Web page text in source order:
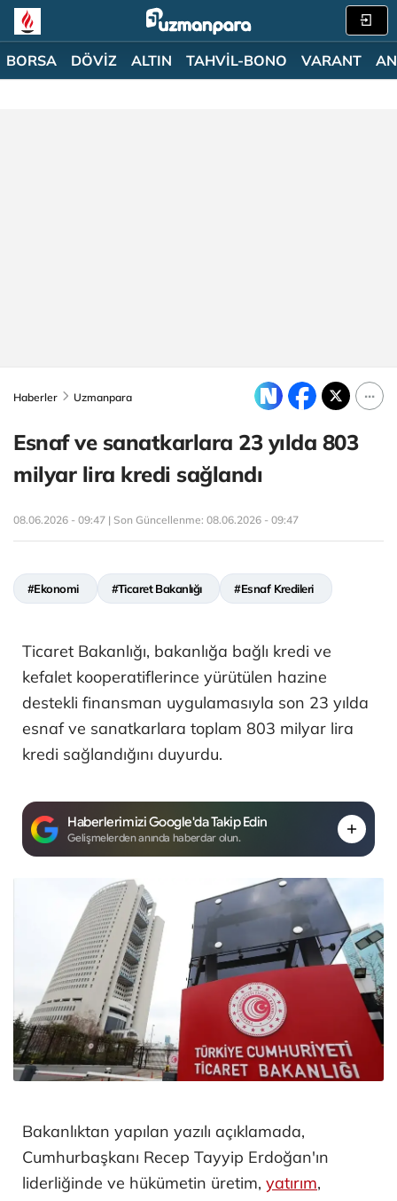
BORSA DÖVİZ ALTIN TAHVİL-BONO VARANT
Haberler Uzmanpara
Esnaf ve sanatkarlara 23 yılda 803
milyar lira kredi sağlandı
08.06.2026 - 09:47 | Son Güncellenme: 08.06.2026 - 09:47
#Ekonomi #Ticaret Bakanlığı #Esnaf Kredileri
Ticaret Bakanlığı, bakanlığa bağlı kredi ve
kefalet kooperatiflerince yürütülen hazine
destekli finansman uygulamasıyla son 23 yılda
esnaf ve sanatkarlara toplam 803 milyar lira
kredi sağlandığını duyurdu.
Haberlerimizi Google'da Takip Edin
Gelişmelerden anında haberdar olun.
Bakanlıktan yapılan yazılı açıklamada,
Cumhurbaşkanı Recep Tayyip Erdoğan'ın
liderliğinde ve hükümetin üretim, yatırım,